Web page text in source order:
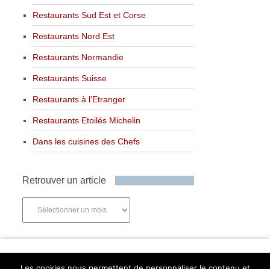
Restaurants Sud Est et Corse
Restaurants Nord Est
Restaurants Normandie
Restaurants Suisse
Restaurants à l’Etranger
Restaurants Etoilés Michelin
Dans les cuisines des Chefs
Retrouver un article